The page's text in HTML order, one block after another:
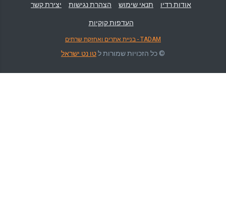
אודות רדיו תנאי שימוש הצהרת נגישות יצירת קשר
העדפות קוקיות
TADAM - בניית אתרים ואחזקת שרתים
© כל הזכויות שמורות לטו נט ישראל